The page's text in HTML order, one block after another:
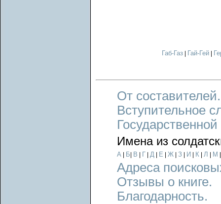
Габ-Газ Гай-Гей
От составителей.
Вступительное
Имена из
А Б В Г Д Е Ж З И К Л М
Адреса
Отзывы о книге.
Благодарность.